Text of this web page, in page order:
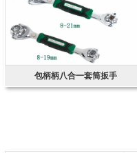
包柄柄八合一套筒扳手